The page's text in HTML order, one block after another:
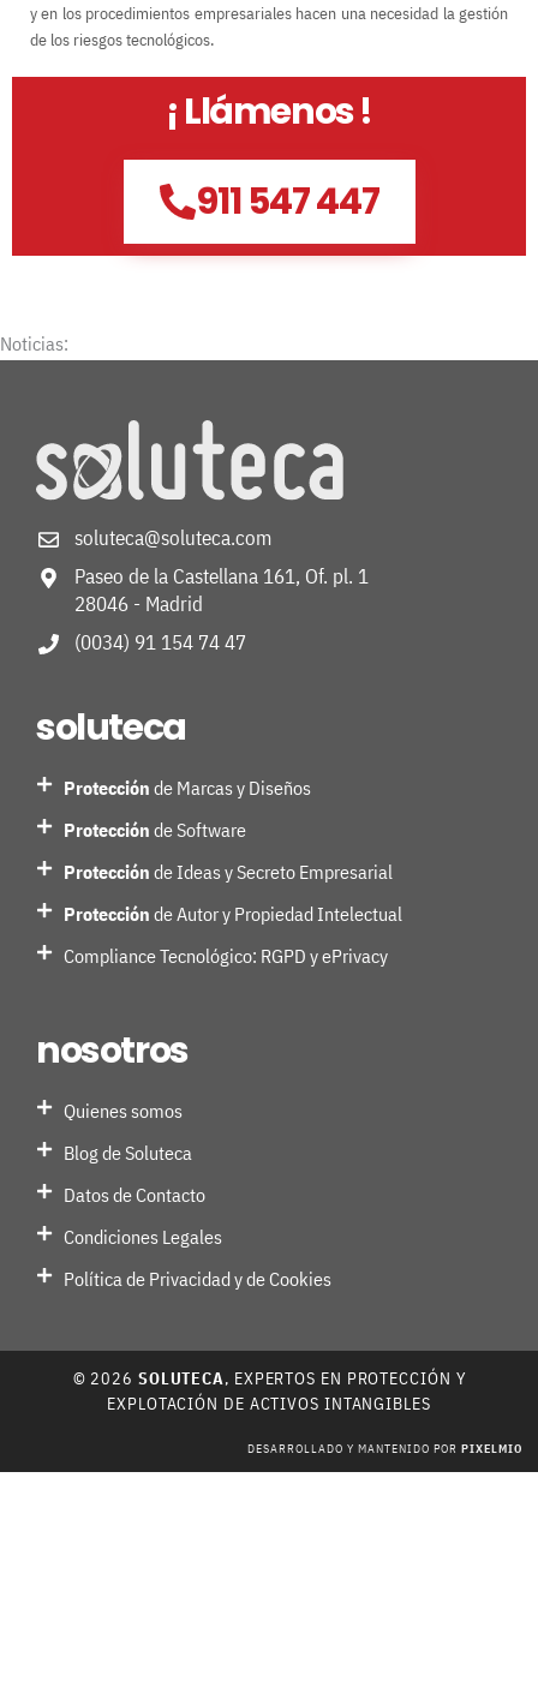
y en los procedimientos empresariales hacen una necesidad la gestión
de los riesgos tecnológicos.
¡ Llámenos !
911 547 447
Noticias:
soluteca@soluteca.com
Paseo de la Castellana 161, Of. pl. 1
28046 - Madrid
(0034) 91 154 74 47
soluteca
Protección de Marcas y Diseños
Protección de Software
Protección de Ideas y Secreto Empresarial
Protección de Autor y Propiedad Intelectual
Compliance Tecnológico: RGPD y ePrivacy
nosotros
Quienes somos
Blog de Soluteca
Datos de Contacto
Condiciones Legales
Política de Privacidad y de Cookies
© 2026 SOLUTECA, EXPERTOS EN PROTECCIÓN Y
EXPLOTACIÓN DE ACTIVOS INTANGIBLES
DESARROLLADO Y MANTENIDO POR PIXELMIO